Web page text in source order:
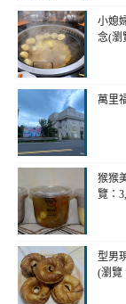
小媳
念(瀏
萬里
猴猴
覽：
型男
(瀏覽